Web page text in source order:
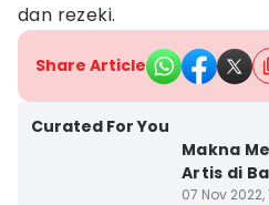
dan rezeki.
Share Article
Curated For You
Makna
Artis di
07 Nov 2022,